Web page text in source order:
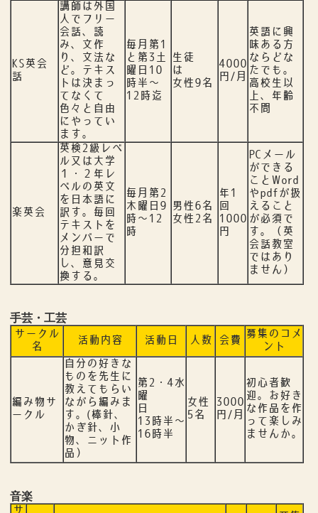
KS英会
話
講師は外国
人でフリー
会話、読
み、文作
り、文法な
ど。テキス
トは決まっ
てなくて
色々と自由
にやってい
ます。
毎月第1
と第3土
曜日10
時半～
12時迄
生徒
は
女性9名
4000
円/月
英語に興
味ある方
ならどな
たでも。
高校生以
上、年齢
不問
楽英会
英検2級レベ
ル又は大学
１・２年レ
ベルの英文
を日本語に
訳す。毎回
テキストを
メンバーで
分担和訳
し、意見交
換する。
毎月第2
木曜日9
時～12
時
男性6名
女性2名
年1
回
1000
円
PCメール
ができる
ことWord
やpdfが扱
えること
が必須で
す。（英
会話教室
ではあり
ません）
手芸・工芸
サークル
名
活動内容 活動日 人数 会費
募集のコメ
ント
編み物サ
ークル
自分の好きな
ものを先生に
教えてもらい
ながら編みま
す。(棒針、
かぎ針、小
物、ニット作
品）
第2・4水
曜
日
13時半～
16時半
女性
5名
3000
円/月
初心者歓
迎。お好き
な作品を作
って楽しみ
ませんか。
音楽